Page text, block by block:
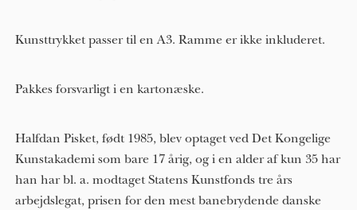
Kunsttrykket passer til en A3. Ramme er ikke inkluderet.
Pakkes forsvarligt i en kartonæske.
Halfdan Pisket, født 1985, blev optaget ved Det Kongelige
Kunstakademi som bare 17 årig, og i en alder af kun 3​5​ har
han har bl. a. modtaget Statens Kunstfonds tre års
arbejdslegat, prisen for den mest banebrydende danske